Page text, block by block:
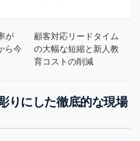
が
ら今
顧客対応リードタイム
の大幅な短縮と新人教
育コストの削減
りにした徹底的な現場